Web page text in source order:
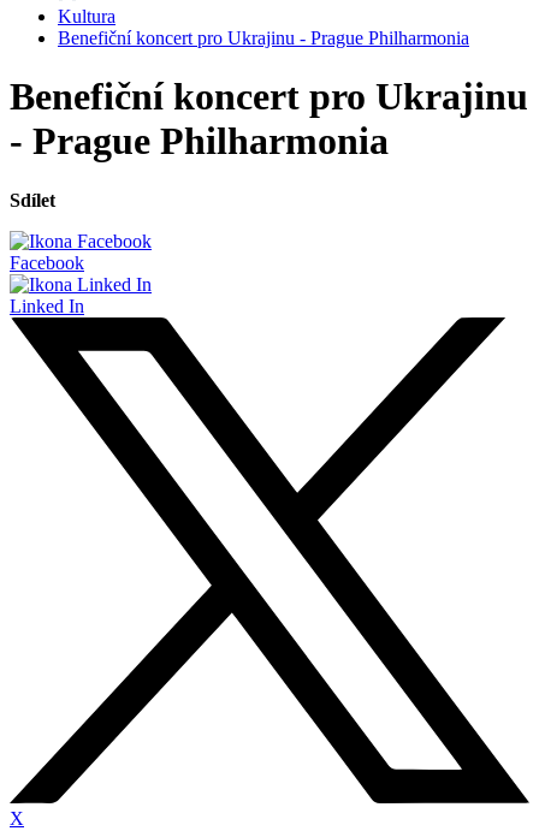
Kultura
Benefiční koncert pro Ukrajinu - Prague Philharmonia
Benefiční koncert pro Ukrajinu
- Prague Philharmonia
Sdílet
Facebook
Linked In
X